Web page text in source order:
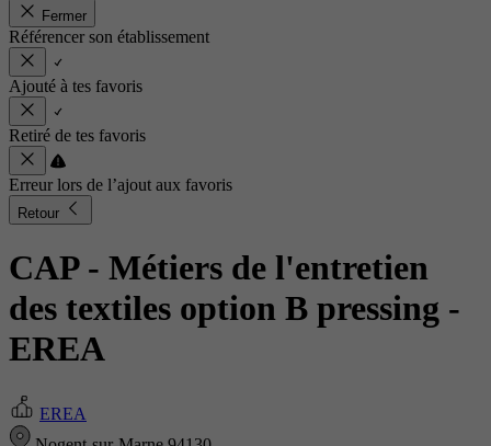
Fermer
Référencer son établissement
Ajouté à tes favoris
Retiré de tes favoris
Erreur lors de l’ajout aux favoris
Retour
CAP - Métiers de l'entretien
des textiles option B pressing -
EREA
EREA